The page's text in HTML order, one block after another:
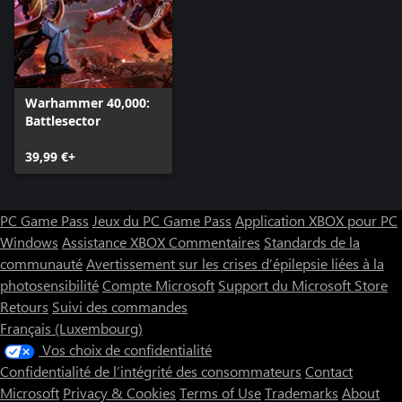
Pour l'humanité
Les membres de l'Adepta Sororitas sont les championnes des
pauvres, des faibles, des sans défense et des sans voix. Les Sœurs
Hospitalières expriment leur amour en soignant les blessures et
les maladies des fidèles de l'Empereur. Sur le champ de bataille,
elles ne sont pas moins létales que leurs homologues et
cependant, on les trouve souvent à l'arrière, en train de soigner
les grandes blessures et de neutraliser les poisons mortels. Elles
gloire de l'Empereur.
Commandez les fidèles
Pendant que l'Exo-harnais Parangon écrase les ennemis avec son
énorme lame de guerre, l'Exorcist lance un déluge de missiles
autour de lui. Dans le DLC Adepta Sororitas, vous commanderez
15 unités bénies de l'ordre, fin prêtes pour les batailles
d'escarmouche, en multijoueur, de Suprématie planétaire et du
tout nouveau mode Incursion démoniaque.
Warhammer 40,000:
Battlesector
39,99 €+
PC Game Pass Jeux du PC Game Pass Application XBOX pour PC
Windows Assistance XBOXCommentaires Standards de la
communautéAvertissement sur les crises d’épilepsie liées à la
photosensibilitéCompte Microsoft Support du Microsoft Store
Retours Suivi des commandes
Français (Luxembourg)
Vos choix de confidentialité
Confidentialité de l’intégrité des consommateurs Contact
Microsoft Privacy & Cookies Terms of UseTrademarks About